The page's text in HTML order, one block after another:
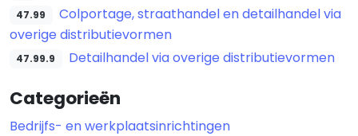
47.99
Colportage, straathandel en detailhandel via
overige distributievormen
47.99.9 Detailhandel via overige distributievormen
Categorieën
Bedrijfs- en werkplaatsinrichtingen